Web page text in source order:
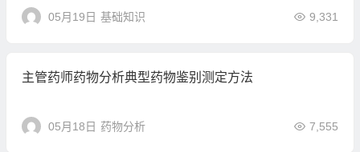
05月19日 基础知识 9,331
主管药师药物分析典型药物鉴别测定方法
05月18日 药物分析 7,555